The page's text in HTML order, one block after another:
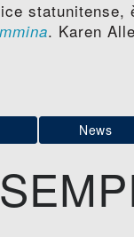
. Karen
News